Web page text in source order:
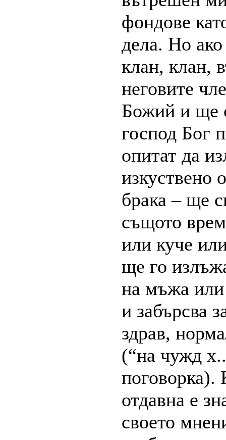
фондове
дела. Но
клан, клан,
неговите
Божий и ще
господ Бог
опитат да
изкуствено
брака – ще
същото
или куче
ще го
на мъжа или
и забърсва
здрав,
(“на чужд
поговорка).
отдавна е
своето